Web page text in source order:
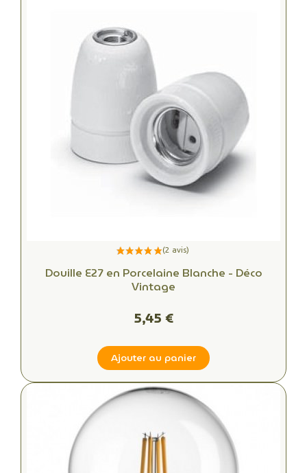
Douille E27 en Porcelaine Blanche - Déco
Vintage
5,45 €
Ajouter au panier